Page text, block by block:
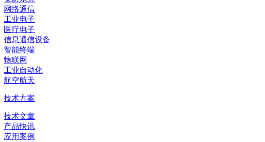
网络通信
工业电子
医疗电子
信息通信设备
智能终端
物联网
工业自动化
航空航天
技术方案
技术文章
产品快讯
应用案例